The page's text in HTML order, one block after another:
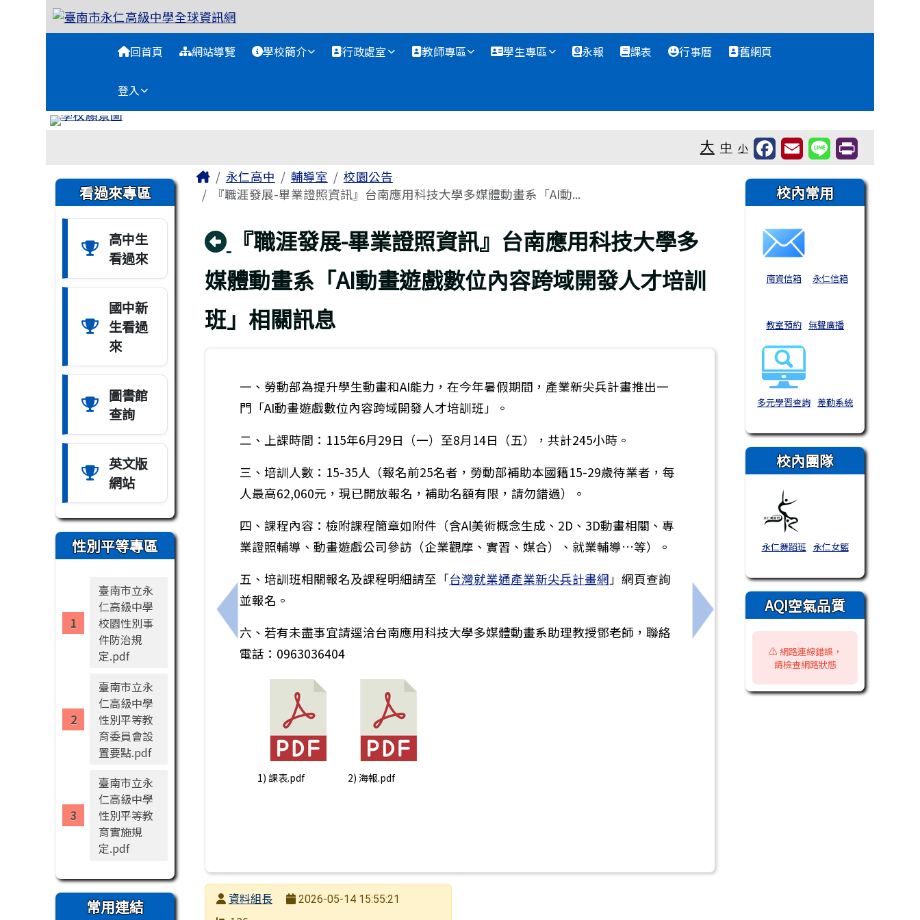
跳至主內容區
臺南市永仁高級中學全球資訊網
回首頁 網站導覽 學校簡介 行政處室 教師專區 學生專區 永報 課表 行事曆 舊網頁
登入
大 中 小
左邊區域內容
看過來專區
高中生
看過來
國中新
生看過
來
圖書館
查詢
英文版
網站
性別平等專區
臺南市立永
仁高級中學
校園性別事
件防治規
定.pdf
臺南市立永
仁高級中學
性別平等教
育委員會設
置要點.pdf
臺南市立永
仁高級中學
性別平等教
育實施規
定.pdf
常用連結
主內容區域
Home永仁高中 輔導室
校園公告
『職涯發展-畢業證照資訊』台南應用科技大學多媒體動畫系「AI動...
回上頁
『職涯發展-畢業證照資訊』台南應用科技大學多
媒體動畫系「AI動畫遊戲數位內容跨域開發人才培訓
班」相關訊息
上一筆：『升學訊息-校系介紹(國中)』敏惠醫專【校園OPEN DAY 暨優先免試入學輔導說明會】相關訊息
一、勞動部為提升學生動畫和AI能力，在今年暑假期間，產業新尖兵計畫推出一
門「AI動畫遊戲數位內容跨域開發人才培訓班」。
二、上課時間：115年6月29日（一）至8月14日（五），共計245小時。
三、培訓人數：15-35人（報名前25名者，勞動部補助本國籍15-29歲待業者，每
人最高62,060元，現已開放報名，補助名額有限，請勿錯過）。
四、課程內容：檢附課程簡章如附件（含Al美術概念生成、2D、3D動畫相關、專
業證照輔導、動畫遊戲公司參訪（企業觀摩、實習、媒合）、就業輔導…等）。
五、培訓班相關報名及課程明細請至「台灣就業通產業新尖兵計畫網」網頁查詢
並報名。
六、若有未盡事宜請逕洽台南應用科技大學多媒體動畫系助理教授鄧老師，聯絡
電話：0963036404
1) 課表.pdf 2) 海報.pdf
下一筆：『高中營隊』「2026長庚大
發布者資料組長
2026-05-14 15:55:21
右邊區域內容
校內常用
南資信箱 永仁信箱
教室預約 無聲廣播
多元學習查詢 差勤系統
校內團隊
永仁舞蹈班 永仁女籃
AQI空氣品質
⚠️ 網路連線錯誤，
請檢查網路狀態
頁尾區域